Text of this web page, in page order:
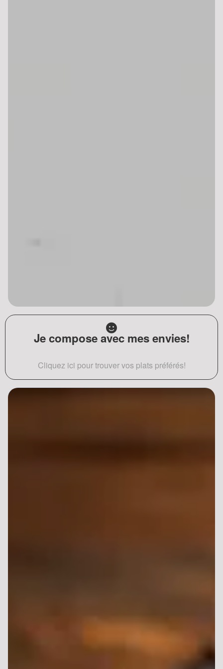
Je compose avec mes envies!
Cliquez ici pour trouver vos plats préférés!